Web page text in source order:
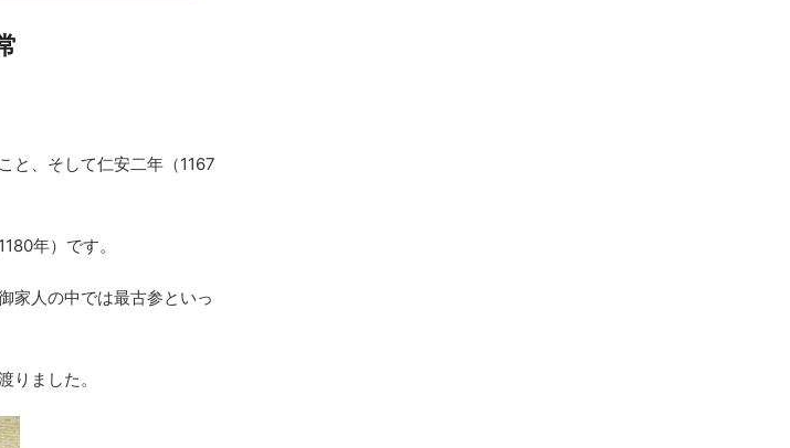
と、そして仁安二年（1167
年）です。
家人の中では最古参といっ
りました。